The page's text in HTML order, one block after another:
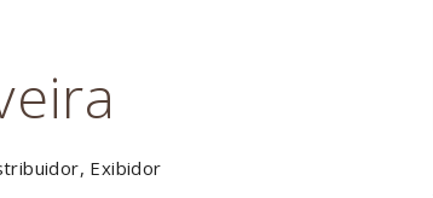
Exibidor